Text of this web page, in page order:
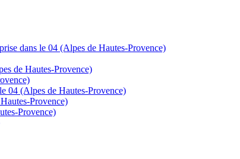
dans le 04 (Alpes de Hautes-Provence)
de Hautes-Provence)
04 (Alpes de Hautes-Provence)
Provence)
Provence)